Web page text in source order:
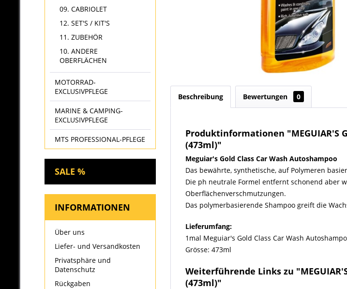
09. CABRIOLET
12. SET'S / KIT'S
11. ZUBEHÖR
10. ANDERE
OBERFLÄCHEN
MOTORRAD-
EXCLUSIVPFLEGE
MARINE & CAMPING-
EXCLUSIVPFLEGE
MTS PROFESSIONAL-PFLEGE
SALE %
INFORMATIONEN
Über uns
Liefer- und Versandkosten
Privatsphäre und
Datenschutz
Rückgaben
Beschreibung Bewertungen 0
Produktinformationen "MEGUIAR'S
(473ml)"
Meguiar's Gold Class Car Wash Autoshampoo
Das bewährte, synthetische, auf Polymeren
Die ph neutrale Formel entfernt schonend aber
Oberflächenverschmutzungen.
Das polymerbasierende Shampoo greift die
Lieferumfang:
1mal Meguiar's Gold Class Car Wash
Grösse: 473ml
Weiterführende Links zu "MEGUIAR'S
(473ml)"